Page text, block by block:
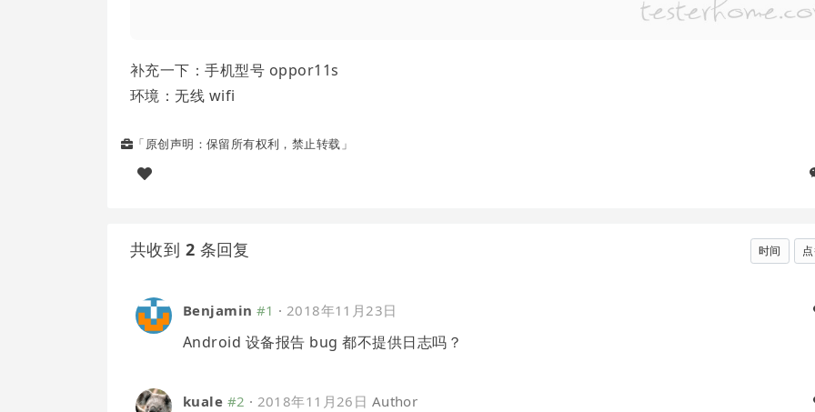
补充一下：手机型号 oppor11s
环境：无线 wifi
「原创声明：保留所有权利，禁止转载」
共收到 2 条回复 时间
Benjamin #1 · 2018年11月23日
Android 设备报告 bug 都不提供日志吗？
kuale #2 · 2018年11月26日 Author